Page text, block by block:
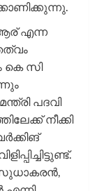
ആര് എന്ന
കെ സി
പദവി
നീക്കി
സുധാകരന്‍,